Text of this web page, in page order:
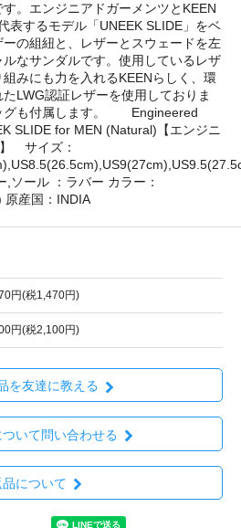
。エンジニアドガーメンツとKEEN
表するモデル「UNEEK SLIDE」をベ
の組紐と、レザーとスウェードを左
なサンダルです。使用しているレザ
みにも力を入れるKEENらしく、環
LWG認証レザーを使用しておりま
グも付属します。 Engineered
SLIDE for MEN (Natural)【エンジニ
サイズ：
ール ：ラバー カラー：
原産国：INDIA
円(税1,470円)
円(税2,100円)
を友達に教える
いて問い合わせる
品について